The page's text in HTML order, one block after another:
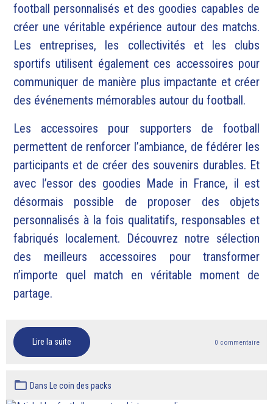
football personnalisés et des goodies capables de
créer une véritable expérience autour des matchs.
Les entreprises, les collectivités et les clubs
sportifs utilisent également ces accessoires pour
communiquer de manière plus impactante et créer
des événements mémorables autour du football.
Les accessoires pour supporters de football
permettent de renforcer l’ambiance, de fédérer les
participants et de créer des souvenirs durables. Et
avec l’essor des goodies Made in France, il est
désormais possible de proposer des objets
personnalisés à la fois qualitatifs, responsables et
fabriqués localement. Découvrez notre sélection
des meilleurs accessoires pour transformer
n’importe quel match en véritable moment de
partage.
Lire la suite 0 commentaire
Dans Le coin des packs